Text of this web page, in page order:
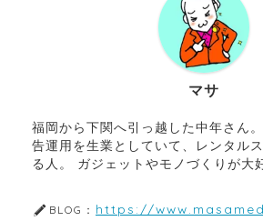
マサ
福岡から下関へ引っ越した中年さん
告運用を生業としていて、レンタル
る人。 ガジェットやモノづくりが大
BLOG： https://